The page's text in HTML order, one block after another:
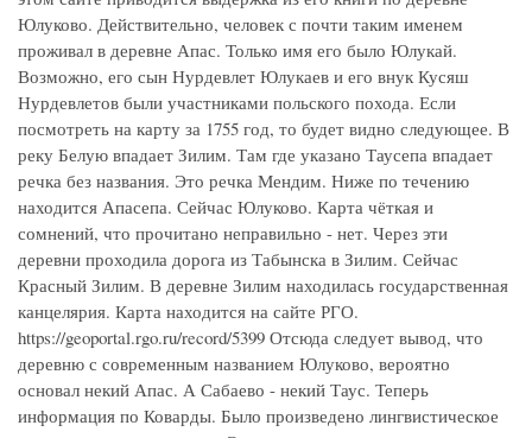
Юлуково. Действительно, человек с почти таким именем
проживал в деревне Апас. Только имя его было Юлукай.
Возможно, его сын Нурдевлет Юлукаев и его внук Кусяш
Нурдевлетов были участниками польского похода. Если
посмотреть на карту за 1755 год, то будет видно следующее. В
реку Белую впадает Зилим. Там где указано Таусепа впадает
речка без названия. Это речка Мендим. Ниже по течению
находится Апасепа. Сейчас Юлуково. Карта чёткая и
сомнений, что прочитано неправильно - нет. Через эти
деревни проходила дорога из Табынска в Зилим. Сейчас
Красный Зилим. В деревне Зилим находилась государственная
канцелярия. Карта находится на сайте РГО.
https://geoportal.rgo.ru/record/5399 Отсюда следует вывод, что
деревню с современным названием Юлуково, вероятно
основал некий Апас. А Сабаево - некий Таус. Теперь
информация по Коварды. Было произведено лингвистическое